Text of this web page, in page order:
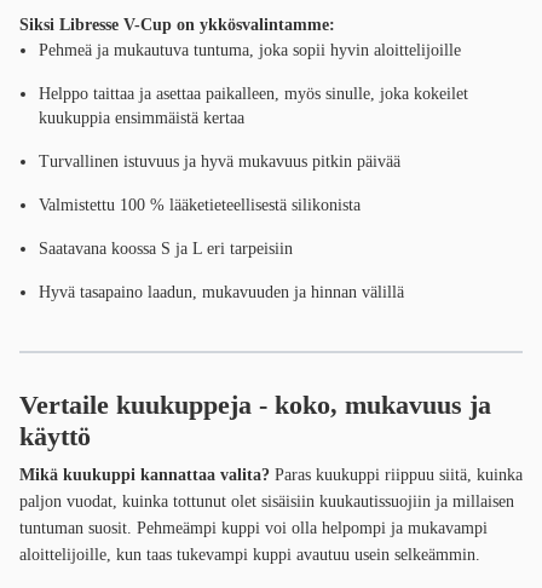
Siksi Libresse V-Cup on ykkösvalintamme:
Pehmeä ja mukautuva tuntuma, joka sopii hyvin aloittelijoille
Helppo taittaa ja asettaa paikalleen, myös sinulle, joka kokeilet
kuukuppia ensimmäistä kertaa
Turvallinen istuvuus ja hyvä mukavuus pitkin päivää
Valmistettu 100 % lääketieteellisestä silikonista
Saatavana koossa S ja L eri tarpeisiin
Hyvä tasapaino laadun, mukavuuden ja hinnan välillä
Vertaile kuukuppeja - koko, mukavuus ja
käyttö
Mikä kuukuppi kannattaa valita? Paras kuukuppi riippuu siitä, kuinka
paljon vuodat, kuinka tottunut olet sisäisiin kuukautissuojiin ja millaisen
tuntuman suosit. Pehmeämpi kuppi voi olla helpompi ja mukavampi
aloittelijoille, kun taas tukevampi kuppi avautuu usein selkeämmin.